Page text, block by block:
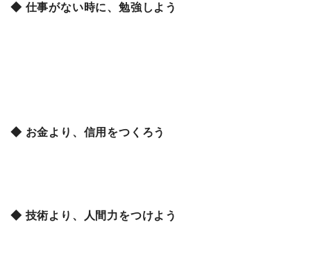
◆ 仕事がない時に、勉強しよう
◆ お金より、信用をつくろう
◆ 技術より、人間力をつけよう